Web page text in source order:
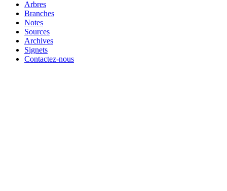
Arbres
Branches
Notes
Sources
Archives
Signets
Contactez-nous